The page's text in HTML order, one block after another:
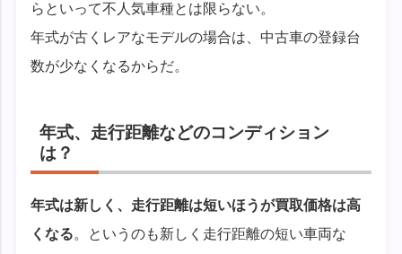
らといって不人気車種とは限らない。
年式が古くレアなモデルの場合は、中古車の登録台
数が少なくなるからだ。
年式、走行距離などのコンディション
は？
年式は新しく、走行距離は短いほうが買取価格は高
くなる。というのも新しく走行距離の短い車両な